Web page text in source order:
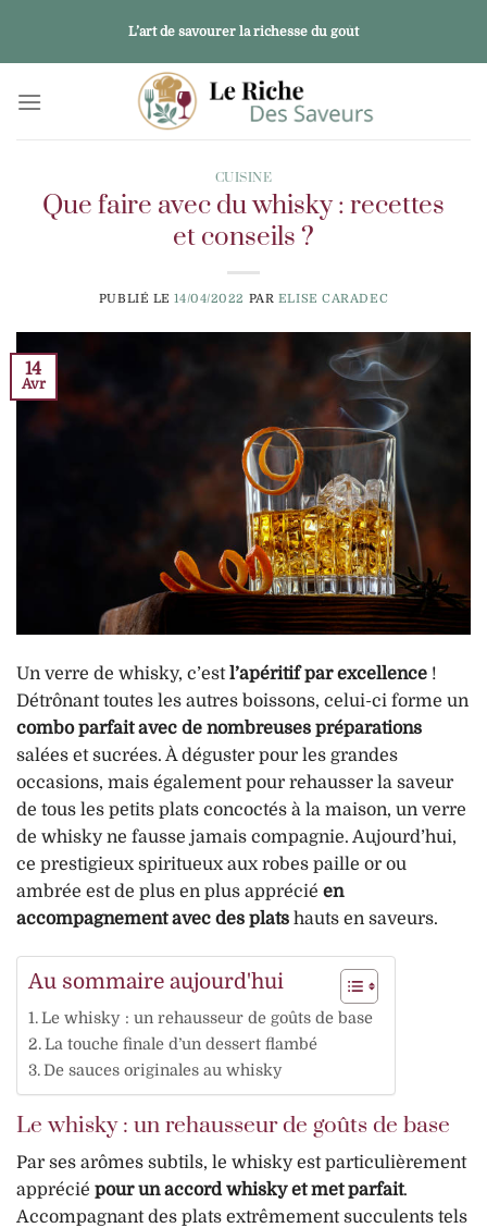
contenu
L’art de savourer la richesse du goût
CUISINE
Que faire avec du whisky : recettes
et conseils ?
PUBLIÉ LE14/04/2022 PAR ELISE CARADEC
14
Avr
Un verre de whisky, c’estl’apéritif par excellence !
Détrônant toutes les autres boissons, celui-ci forme un
combo parfait avec de nombreuses préparations
salées et sucrées. À déguster pour les grandes
occasions, mais également pour rehausser la saveur
de tous les petits plats concoctés à la maison, un verre
de whisky ne fausse jamais compagnie. Aujourd’hui,
ce prestigieux spiritueux aux robes paille or ou
ambrée est de plus en plus apprécié en
accompagnement avec des plats hauts en saveurs.
Au sommaire aujourd'hui
Le whisky : un rehausseur de goûts de base
La touche finale d’un dessert flambé
De sauces originales au whisky
Le whisky : un rehausseur de goûts de base
Par ses arômes subtils, le whisky est particulièrement
apprécié pour un accordwhisky et met parfait.
Accompagnant des plats extrêmement succulents tels